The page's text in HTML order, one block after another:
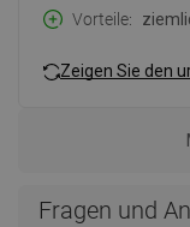
Vorteile
Zeigen Sie den
Fragen und